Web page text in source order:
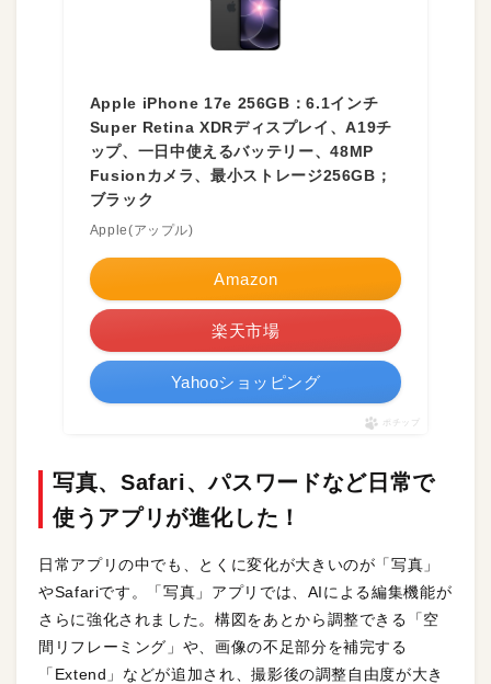
Apple iPhone 17e 256GB：6.1インチ
Super Retina XDRディスプレイ、A19チ
ップ、一日中使えるバッテリー、48MP
Fusionカメラ、最小ストレージ256GB；
ブラック
Apple(アップル)
Amazon
楽天市場
Yahooショッピング
ポチップ
写真、Safari、パスワードなど日常で
使うアプリが進化した！
日常アプリの中でも、とくに変化が大きいのが「写真」
やSafariです。「写真」アプリでは、AIによる編集機能が
さらに強化されました。構図をあとから調整できる「空
間リフレーミング」や、画像の不足部分を補完する
「Extend」などが追加され、撮影後の調整自由度が大き